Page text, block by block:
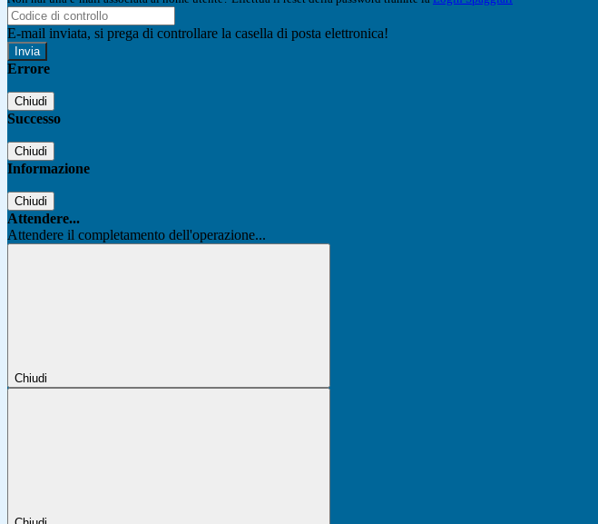
E-mail inviata, si prega di controllare la casella di posta elettronica!
Errore
Chiudi
Successo
Chiudi
Informazione
Chiudi
Attendere...
Attendere il completamento dell'operazione...
Chiudi